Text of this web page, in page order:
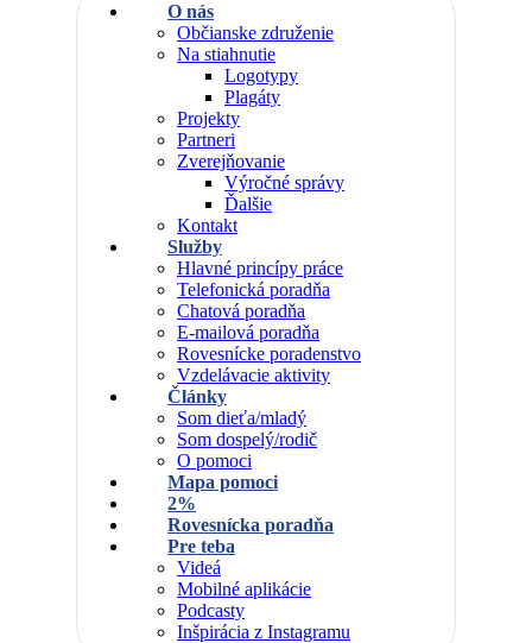
O nás
Občianske združenie
Na stiahnutie
Logotypy
Plagáty
Projekty
Partneri
Zverejňovanie
Výročné správy
Ďalšie
Kontakt
Služby
Hlavné princípy práce
Telefonická poradňa
Chatová poradňa
E-mailová poradňa
Rovesnícke poradenstvo
Vzdelávacie aktivity
Články
Som dieťa/mladý
Som dospelý/rodič
O pomoci
Mapa pomoci
2%
Rovesnícka poradňa
Pre teba
Videá
Mobilné aplikácie
Podcasty
Inšpirácia z Instagramu